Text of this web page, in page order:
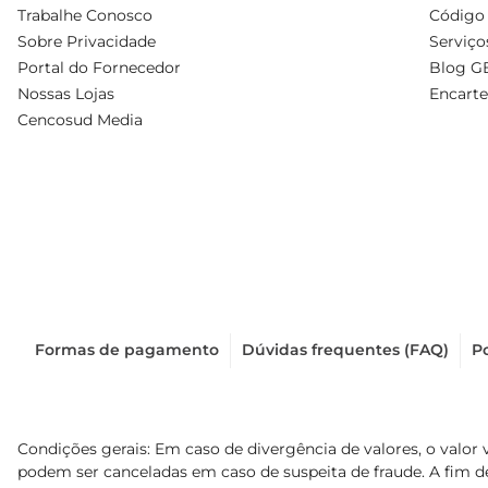
Trabalhe Conosco
Sobre Privacidade
Portal do Fornecedor
Nossas Lojas
Cencosud Media
Código
Blog
Formas de pagamento Dúvidas frequentes (FAQ)
Condições gerais: Em caso de divergência de valores, o
podem ser canceladas em caso de suspeita de fraude. A